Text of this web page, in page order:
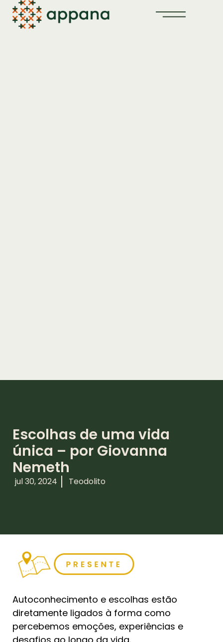
Escolhas de uma vida
única – por Giovanna
Nemeth
jul 30, 2024 Teodolito
Autoconhecimento e escolhas estão
diretamente ligados à forma como
percebemos emoções, experiências e